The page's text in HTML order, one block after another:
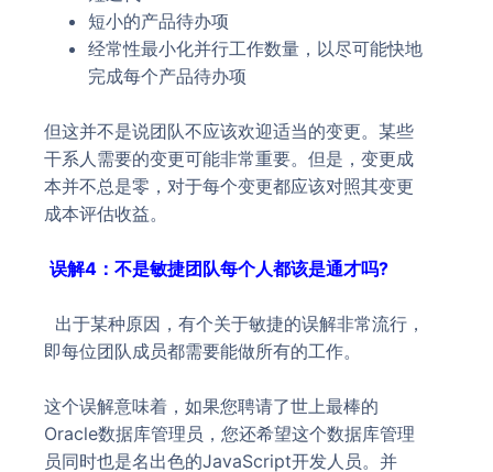
短小的产品待办项
经常性最小化并行工作数量，以尽可能快地
完成每个产品待办项
但这并不是说团队不应该欢迎适当的变更。某些
干系人需要的变更可能非常重要。但是，变更成
本并不总是零，对于每个变更都应该对照其变更
成本评估收益。
误解4：不是敏捷团队每个人都该是通才吗?
出于某种原因，有个关于敏捷的误解非常流行，
即每位团队成员都需要能做所有的工作。
这个误解意味着，如果您聘请了世上最棒的
Oracle数据库管理员，您还希望这个数据库管理
员同时也是名出色的JavaScript开发人员。并